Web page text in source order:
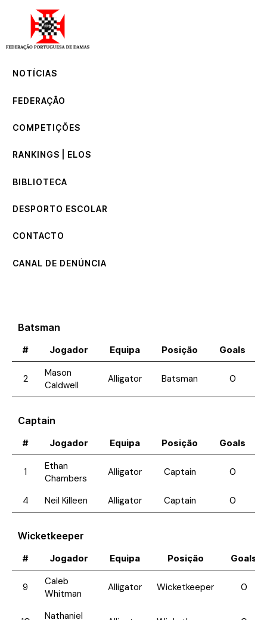
NOTÍCIAS
FEDERAÇÃO
COMPETIÇÕES
RANKINGS | ELOS
BIBLIOTECA
DESPORTO ESCOLAR
CONTACTO
CANAL DE DENÚNCIA
Batsman
# Jogador Equipa Posição Goals
2
Mason
Caldwell
Alligator Batsman 0
Captain
# Jogador Equipa Posição Goals
1
Ethan
Chambers
Alligator Captain 0
4 Neil Killeen Alligator Captain 0
Wicketkeeper
# Jogador Equipa Posição Goals
9
Caleb
Whitman
Alligator Wicketkeeper 0
Nathaniel